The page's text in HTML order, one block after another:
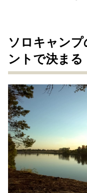
ソロキャン
ントで決まる